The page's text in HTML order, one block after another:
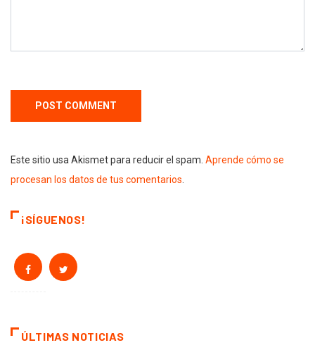
Este sitio usa Akismet para reducir el spam. Aprende cómo se
procesan los datos de tus comentarios
¡SÍGUENOS!
ÚLTIMAS NOTICIAS